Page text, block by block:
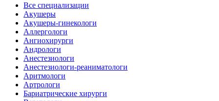
Все специализации
Акушеры
Акушеры-гинекологи
Аллергологи
Ангиохирурги
Андрологи
Анестезиологи
Анестезиологи-реаниматологи
Аритмологи
Артрологи
Бариатрические хирурги